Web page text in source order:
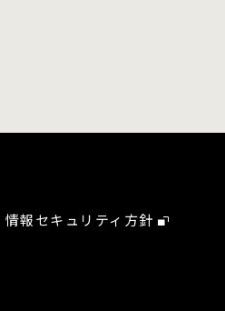
情報セキュリティ方針